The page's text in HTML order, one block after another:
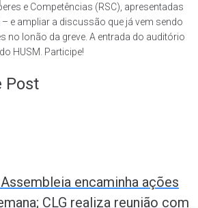
e Competências (RSC), apresentadas
– e ampliar a discussão que já vem sendo
no lonão da greve. A entrada do auditório
HUSM. Participe!
Post
encaminha ações
CLG realiza reunião com